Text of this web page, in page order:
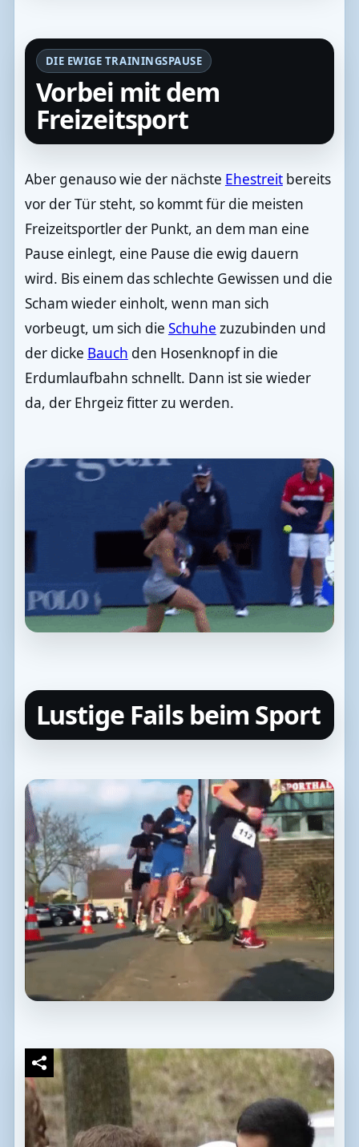
DIE EWIGE TRAININGSPAUSE
Vorbei mit dem
Freizeitsport
Aber genauso wie der nächste Ehestreitbereits
vor der Tür steht, so kommt für die meisten
Freizeitsportler der Punkt, an dem man eine
Pause einlegt, eine Pause die ewig dauern
wird. Bis einem das schlechte Gewissen und die
Scham wieder einholt, wenn man sich
vorbeugt, um sich die Schuhe zuzubinden und
der dicke Bauch den Hosenknopf in die
Erdumlaufbahn schnellt. Dann ist sie wieder
da, der Ehrgeiz fitter zu werden.
Lustige Fails beim Sport